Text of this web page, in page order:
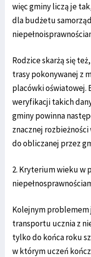
więc gminy liczą je
dla budżetu
Rodzice skarżą się
trasy pokonywanej z
placówki oświatowej.
weryfikacji takich
gminy powinna
znacznej
do obliczanej przez
2. Kryterium wieku w
Kolejnym
transportu ucznia z
tylko do końca roku
w którym uczeń